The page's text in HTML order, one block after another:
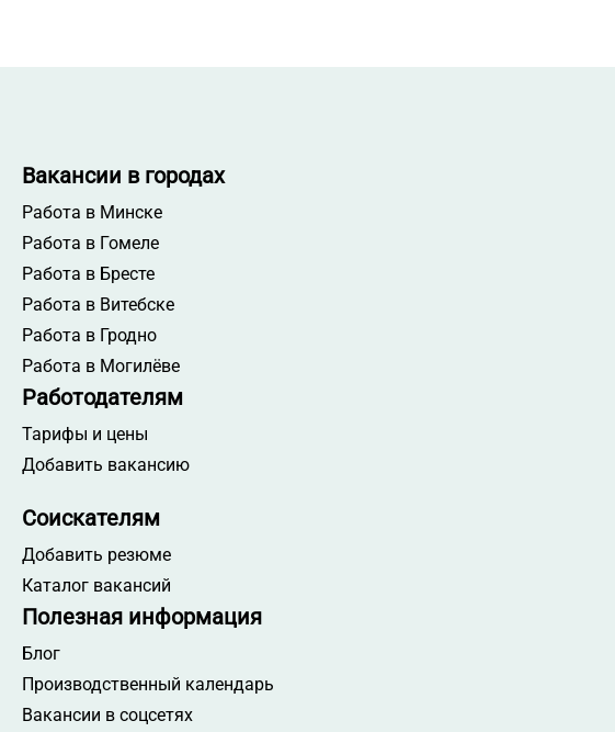
Вакансии в городах
Работа в Минске
Работа в Гомеле
Работа в Бресте
Работа в Витебске
Работа в Гродно
Работа в Могилёве
Работодателям
Тарифы и цены
Добавить вакансию
Соискателям
Добавить резюме
Каталог вакансий
Полезная информация
Блог
Производственный календарь
Вакансии в соцсетях